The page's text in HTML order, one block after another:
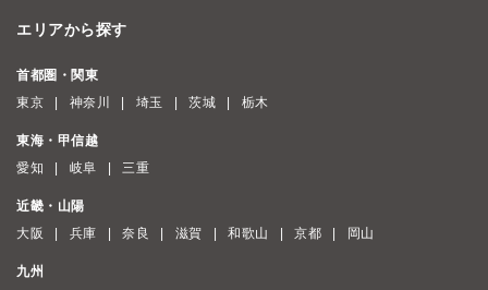
エリアから探す
首都圏・関東
東京
神奈川 埼玉 茨城 栃木
東海・甲信越
愛知
岐阜 三重
近畿・山陽
大阪
兵庫 奈良 滋賀 和歌山 京都 岡山
九州